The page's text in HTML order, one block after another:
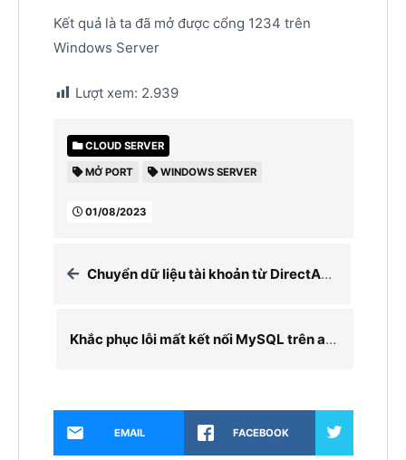
Kết quả là ta đã mở được cổng 1234 trên
Windows Server
Lượt xem: 2.939
CLOUD SERVER
MỞ PORT WINDOWS SERVER
01/08/2023
Chuyển dữ liệu tài khoản từ DirectAdmin sang DirectAdmin
Khắc phục lỗi mất kết nối MySQL trên aaPanel
EMAIL FACEBOOK